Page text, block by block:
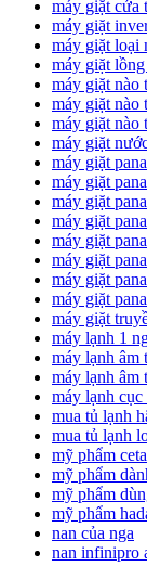
máy giặt cửa
máy giặt
máy giặt loại
máy giặt
máy giặt nào
máy giặt nào
máy giặt nào
máy giặt
máy giặt
máy giặt
máy giặt
máy giặt
máy giặt
máy giặt
máy giặt
máy giặt
máy giặt
máy lạnh 1
máy lạnh âm
máy lạnh âm
máy lạnh cục
mua tủ lạnh
mua tủ lạnh
mỹ phẩm
mỹ phẩm
mỹ phẩm
mỹ phẩm
nan của nga
nan infinipro